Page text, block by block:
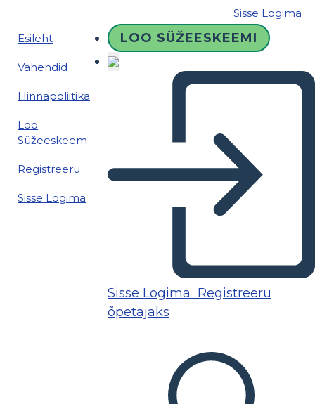
Sisse Logima
Esileht
Vahendid
Hinnapoliitika
Loo
Süžeeskeem
Registreeru
Sisse Logima
LOO SÜŽEESKEEMI
Sisse Logima Registreeru
õpetajaks